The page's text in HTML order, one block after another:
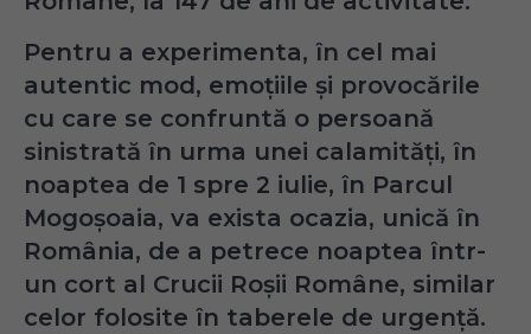
Pentru a experimenta, în cel mai
autentic mod, emoțiile și provocările
cu care se confruntă o persoană
sinistrată în urma unei calamități, în
noaptea de 1 spre 2 iulie, în Parcul
Mogoșoaia, va exista ocazia, unică în
România, de a petrece noaptea într-
un cort al Crucii Roșii Române, similar
celor folosite în taberele de urgență.